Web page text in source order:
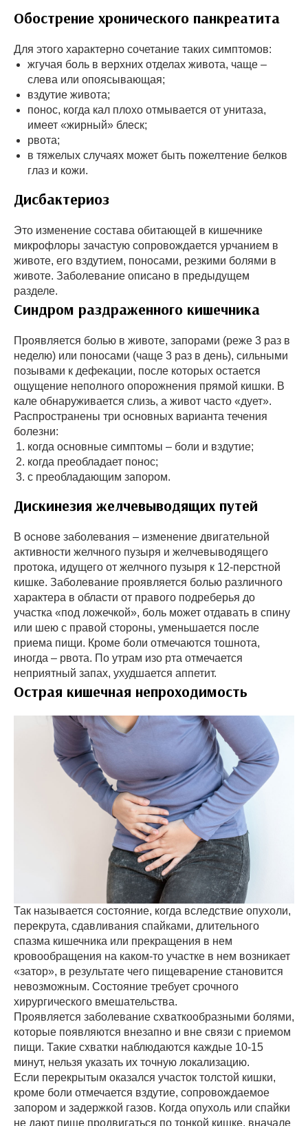
Обострение хронического панкреатита
Для этого характерно сочетание таких симптомов:
жгучая боль в верхних отделах живота, чаще –
слева или опоясывающая;
вздутие живота;
понос, когда кал плохо отмывается от унитаза,
имеет «жирный» блеск;
рвота;
в тяжелых случаях может быть пожелтение белков
глаз и кожи.
Дисбактериоз
Это изменение состава обитающей в кишечнике
микрофлоры зачастую сопровождается урчанием в
животе, его вздутием, поносами, резкими болями в
животе. Заболевание описано в предыдущем
разделе.
Синдром раздраженного кишечника
Проявляется болью в животе, запорами (реже 3 раз в
неделю) или поносами (чаще 3 раз в день), сильными
позывами к дефекации, после которых остается
ощущение неполного опорожнения прямой кишки. В
кале обнаруживается слизь, а живот часто «дует».
Распространены три основных варианта течения
болезни:
когда основные симптомы – боли и вздутие;
когда преобладает понос;
с преобладающим запором.
Дискинезия желчевыводящих путей
В основе заболевания – изменение двигательной
активности желчного пузыря и желчевыводящего
протока, идущего от желчного пузыря к 12-перстной
кишке. Заболевание проявляется болью различного
характера в области от правого подреберья до
участка «под ложечкой», боль может отдавать в спину
или шею с правой стороны, уменьшается после
приема пищи. Кроме боли отмечаются тошнота,
иногда – рвота. По утрам изо рта отмечается
неприятный запах, ухудшается аппетит.
Острая кишечная непроходимость
Так называется состояние, когда вследствие опухоли,
перекрута, сдавливания спайками, длительного
спазма кишечника или прекращения в нем
кровообращения на каком-то участке в нем возникает
«затор», в результате чего пищеварение становится
невозможным. Состояние требует срочного
хирургического вмешательства.
Проявляется заболевание схваткообразными болями,
которые появляются внезапно и вне связи с приемом
пищи. Такие схватки наблюдаются каждые 10-15
минут, нельзя указать их точную локализацию.
Если перекрытым оказался участок толстой кишки,
кроме боли отмечается вздутие, сопровождаемое
запором и задержкой газов. Когда опухоль или спайки
не дают пище продвигаться по тонкой кишке, вначале